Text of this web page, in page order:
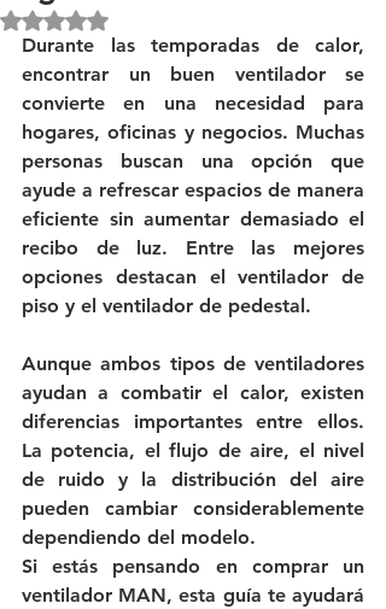
Obtuvo NaN de 5 estrellas.
Durante las temporadas de calor,
encontrar un buen ventilador se
convierte en una necesidad para
hogares, oficinas y negocios. Muchas
personas buscan una opción que
ayude a refrescar espacios de manera
eficiente sin aumentar demasiado el
recibo de luz. Entre las mejores
opciones destacan el ventilador de
piso y el ventilador de pedestal.
Aunque ambos tipos de ventiladores
ayudan a combatir el calor, existen
diferencias importantes entre ellos.
La potencia, el flujo de aire, el nivel
de ruido y la distribución del aire
pueden cambiar considerablemente
dependiendo del modelo.
Si estás pensando en comprar un
ventilador MAN, esta guía te ayudará